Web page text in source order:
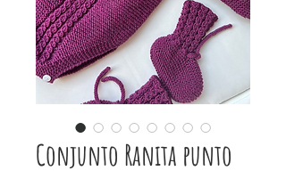
Conjunto Ranita punto